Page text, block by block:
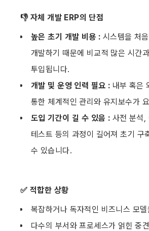
👎 자체 개발 ERP의 단점
높은 초기 개발 비용 : 시스템을 처
개발하기 때문에 비교적 많은 시간과
투입됩니다.
개발 및 운영 인력 필요 : 내부 혹은
통한 체계적인 관리와 유지보수가
도입 기간이 길 수 있음 : 사전 분석,
테스트 등의 과정이 길어져 초기 구
수 있습니다.
✅ 적합한 상황
복잡하거나 독자적인 비즈니스 모델
다수의 부서와 프로세스가 얽힌 중견